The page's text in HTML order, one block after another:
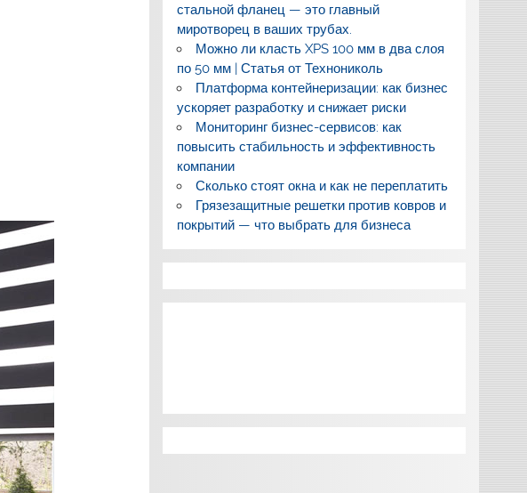
стальной фланец — это главный
миротворец в ваших трубах.
Можно ли класть XPS 100 мм в два слоя
по 50 мм | Статья от Технониколь
Платформа контейнеризации: как бизнес
ускоряет разработку и снижает риски
Мониторинг бизнес-сервисов: как
повысить стабильность и эффективность
компании
Сколько стоят окна и как не переплатить
Грязезащитные решетки против ковров и
покрытий — что выбрать для бизнеса